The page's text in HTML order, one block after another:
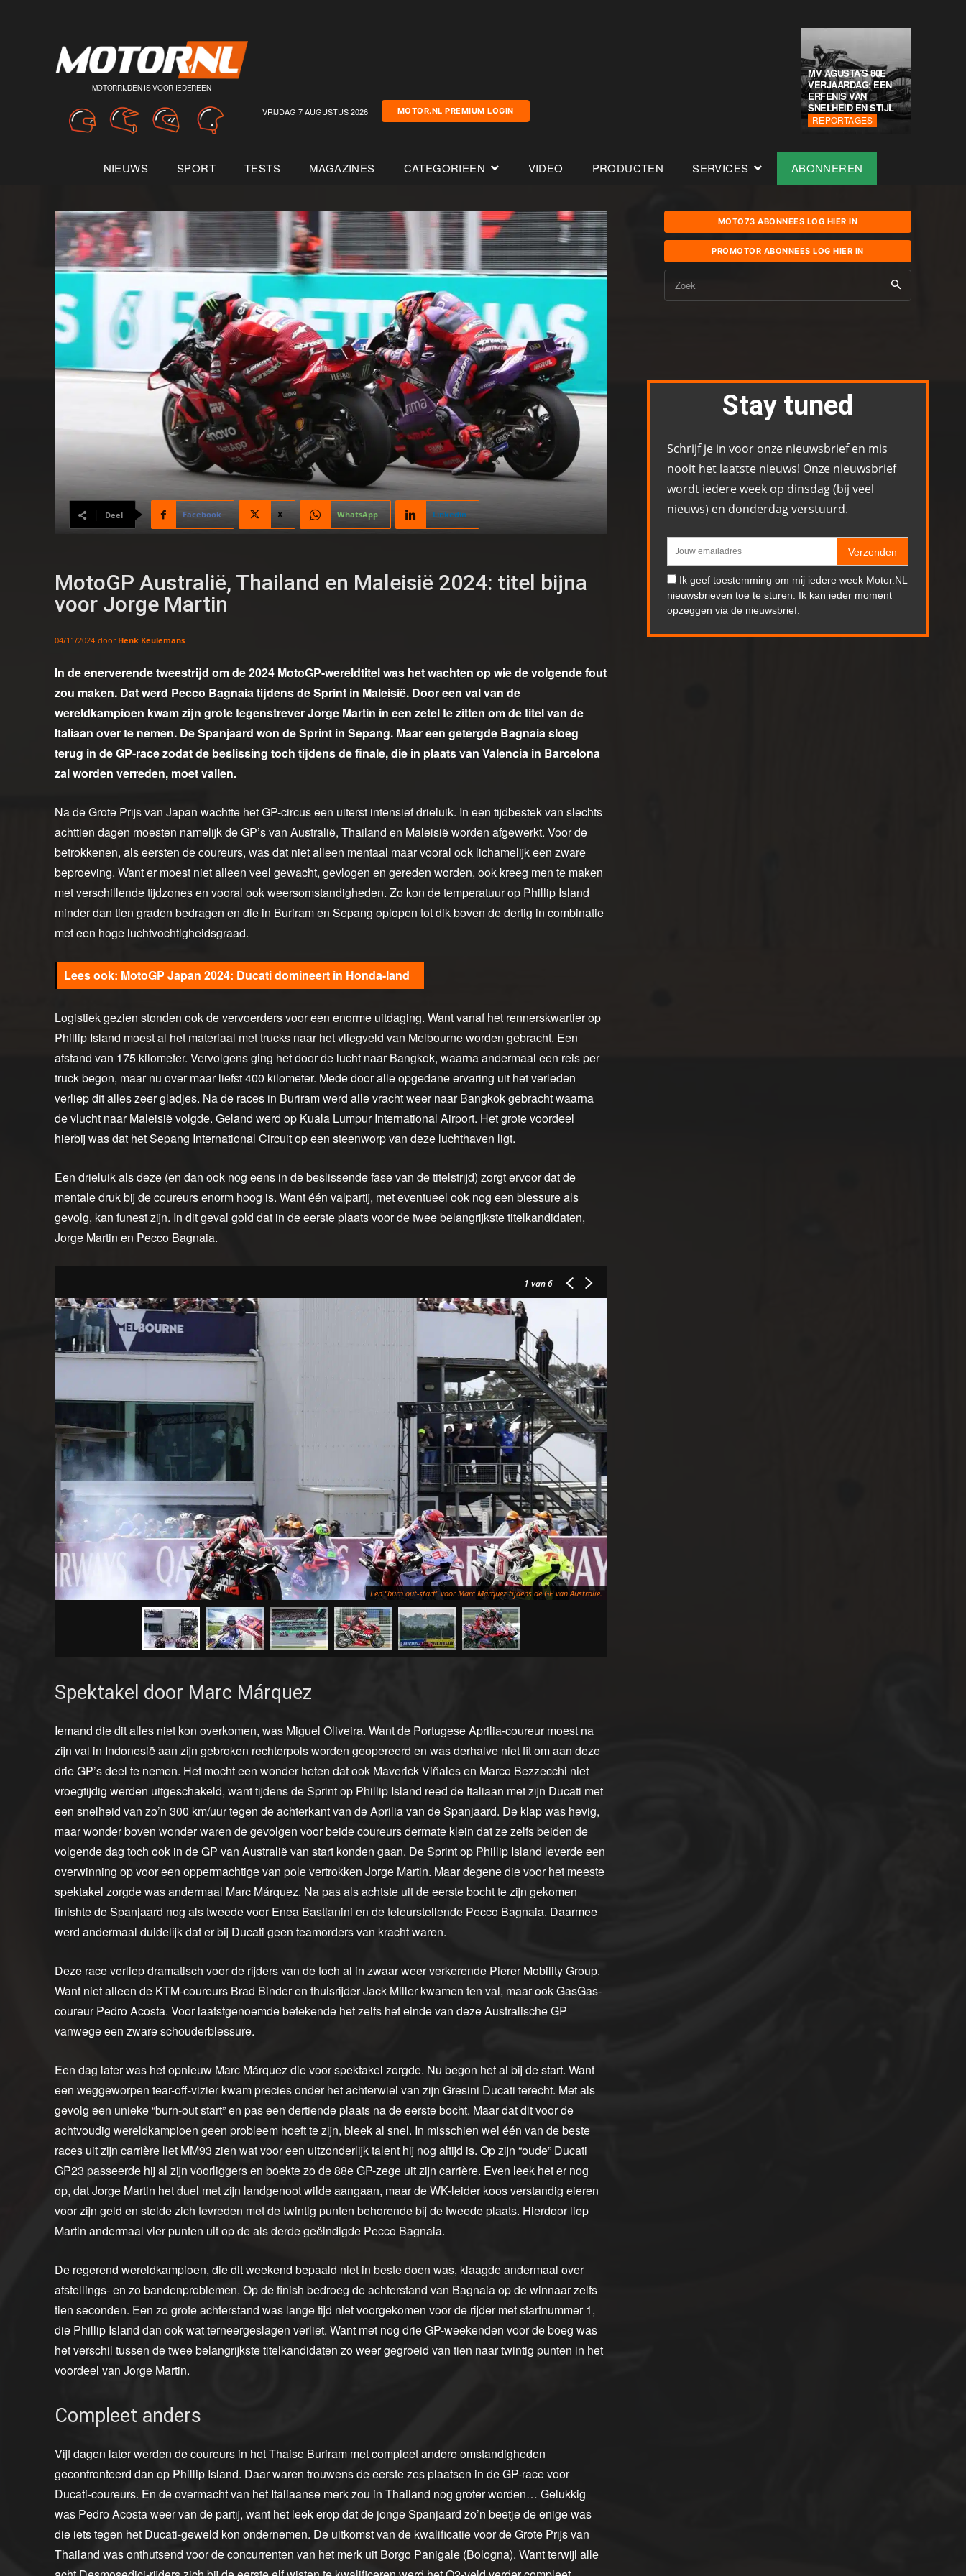
MOTORRIJDEN IS VOOR IEDEREEN
VRIJDAG 7 AUGUSTUS 2026 MOTOR.NL PREMIUM LOGIN
MV AGUSTA’S 80E
VERJAARDAG: EEN
ERFENIS VAN
SNELHEID EN STIJL
REPORTAGES
NIEUWS SPORT TESTS MAGAZINES CATEGORIEEN VIDEO PRODUCTEN SERVICES ABONNEREN
Deel Facebook X WhatsApp Linkedin
MotoGP Australië, Thailand en Maleisië 2024: titel bijna
voor Jorge Martin
04/11/2024 door Henk Keulemans
In de enerverende tweestrijd om de 2024 MotoGP-wereldtitel was het wachten op wie de volgende fout
zou maken. Dat werd Pecco Bagnaia tijdens de Sprint in Maleisië. Door een val van de
wereldkampioen kwam zijn grote tegenstrever Jorge Martin in een zetel te zitten om de titel van de
Italiaan over te nemen. De Spanjaard won de Sprint in Sepang. Maar een getergde Bagnaia sloeg
terug in de GP-race zodat de beslissing toch tijdens de finale, die in plaats van Valencia in Barcelona
zal worden verreden, moet vallen.
Na de Grote Prijs van Japan wachtte het GP-circus een uiterst intensief drieluik. In een tijdbestek van slechts
achttien dagen moesten namelijk de GP’s van Australië, Thailand en Maleisië worden afgewerkt. Voor de
betrokkenen, als eersten de coureurs, was dat niet alleen mentaal maar vooral ook lichamelijk een zware
beproeving. Want er moest niet alleen veel gewacht, gevlogen en gereden worden, ook kreeg men te maken
met verschillende tijdzones en vooral ook weersomstandigheden. Zo kon de temperatuur op Phillip Island
minder dan tien graden bedragen en die in Buriram en Sepang oplopen tot dik boven de dertig in combinatie
met een hoge luchtvochtigheidsgraad.
MotoGP Japan 2024: Ducati domineert in Honda-land
Logistiek gezien stonden ook de vervoerders voor een enorme uitdaging. Want vanaf het rennerskwartier op
Phillip Island moest al het materiaal met trucks naar het vliegveld van Melbourne worden gebracht. Een
afstand van 175 kilometer. Vervolgens ging het door de lucht naar Bangkok, waarna andermaal een reis per
truck begon, maar nu over maar liefst 400 kilometer. Mede door alle opgedane ervaring uit het verleden
verliep dit alles zeer gladjes. Na de races in Buriram werd alle vracht weer naar Bangkok gebracht waarna
de vlucht naar Maleisië volgde. Geland werd op Kuala Lumpur International Airport. Het grote voordeel
hierbij was dat het Sepang International Circuit op een steenworp van deze luchthaven ligt.
Een drieluik als deze (en dan ook nog eens in de beslissende fase van de titelstrijd) zorgt ervoor dat de
mentale druk bij de coureurs enorm hoog is. Want één valpartij, met eventueel ook nog een blessure als
gevolg, kan funest zijn. In dit geval gold dat in de eerste plaats voor de twee belangrijkste titelkandidaten,
Jorge Martin en Pecco Bagnaia.
1 van 6
Een “burn out-start” voor Marc Márquez tijdens de GP van Australië.
Spektakel door Marc Márquez
Iemand die dit alles niet kon overkomen, was Miguel Oliveira. Want de Portugese Aprilia-coureur moest na
zijn val in Indonesië aan zijn gebroken rechterpols worden geopereerd en was derhalve niet fit om aan deze
drie GP’s deel te nemen. Het mocht een wonder heten dat ook Maverick Viñales en Marco Bezzecchi niet
vroegtijdig werden uitgeschakeld, want tijdens de Sprint op Phillip Island reed de Italiaan met zijn Ducati met
een snelheid van zo’n 300 km/uur tegen de achterkant van de Aprilia van de Spanjaard. De klap was hevig,
maar wonder boven wonder waren de gevolgen voor beide coureurs dermate klein dat ze zelfs beiden de
volgende dag toch ook in de GP van Australië van start konden gaan. De Sprint op Phillip Island leverde een
overwinning op voor een oppermachtige van pole vertrokken Jorge Martin. Maar degene die voor het meeste
spektakel zorgde was andermaal Marc Márquez. Na pas als achtste uit de eerste bocht te zijn gekomen
finishte de Spanjaard nog als tweede voor Enea Bastianini en de teleurstellende Pecco Bagnaia. Daarmee
werd andermaal duidelijk dat er bij Ducati geen teamorders van kracht waren.
Deze race verliep dramatisch voor de rijders van de toch al in zwaar weer verkerende Pierer Mobility Group.
Want niet alleen de KTM-coureurs Brad Binder en thuisrijder Jack Miller kwamen ten val, maar ook GasGas-
coureur Pedro Acosta. Voor laatstgenoemde betekende het zelfs het einde van deze Australische GP
vanwege een zware schouderblessure.
Een dag later was het opnieuw Marc Márquez die voor spektakel zorgde. Nu begon het al bij de start. Want
een weggeworpen tear-off-vizier kwam precies onder het achterwiel van zijn Gresini Ducati terecht. Met als
gevolg een unieke “burn-out start” en pas een dertiende plaats na de eerste bocht. Maar dat dit voor de
achtvoudig wereldkampioen geen probleem hoeft te zijn, bleek al snel. In misschien wel één van de beste
races uit zijn carrière liet MM93 zien wat voor een uitzonderlijk talent hij nog altijd is. Op zijn “oude” Ducati
GP23 passeerde hij al zijn voorliggers en boekte zo de 88e GP-zege uit zijn carrière. Even leek het er nog
op, dat Jorge Martin het duel met zijn landgenoot wilde aangaan, maar de WK-leider koos verstandig eieren
voor zijn geld en stelde zich tevreden met de twintig punten behorende bij de tweede plaats. Hierdoor liep
Martin andermaal vier punten uit op de als derde geëindigde Pecco Bagnaia.
De regerend wereldkampioen, die dit weekend bepaald niet in beste doen was, klaagde andermaal over
afstellings- en zo bandenproblemen. Op de finish bedroeg de achterstand van Bagnaia op de winnaar zelfs
tien seconden. Een zo grote achterstand was lange tijd niet voorgekomen voor de rijder met startnummer 1,
die Phillip Island dan ook wat terneergeslagen verliet. Want met nog drie GP-weekenden voor de boeg was
het verschil tussen de twee belangrijkste titelkandidaten zo weer gegroeid van tien naar twintig punten in het
voordeel van Jorge Martin.
Compleet anders
Vijf dagen later werden de coureurs in het Thaise Buriram met compleet andere omstandigheden
geconfronteerd dan op Phillip Island. Daar waren trouwens de eerste zes plaatsen in de GP-race voor
Ducati-coureurs. En de overmacht van het Italiaanse merk zou in Thailand nog groter worden… Gelukkig
was Pedro Acosta weer van de partij, want het leek erop dat de jonge Spanjaard zo’n beetje de enige was
die iets tegen het Ducati-geweld kon ondernemen. De uitkomst van de kwalificatie voor de Grote Prijs van
Thailand was onthutsend voor de concurrenten van het merk uit Borgo Panigale (Bologna). Want terwijl alle
MOTO73 ABONNEES LOG HIER IN
PROMOTOR ABONNEES LOG HIER IN
Zoek
Stay tuned
Schrijf je in voor onze nieuwsbrief en mis
nooit het laatste nieuws! Onze nieuwsbrief
wordt iedere week op dinsdag (bij veel
nieuws) en donderdag verstuurd.
Verzenden
Ik geef toestemming om mij iedere week Motor.NL
nieuwsbrieven toe te sturen. Ik kan ieder moment
opzeggen via de nieuwsbrief.